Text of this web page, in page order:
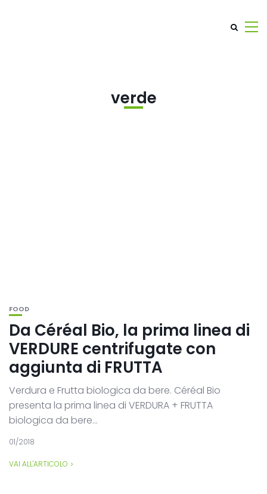
verde
FOOD
Da Céréal Bio, la prima linea di
VERDURE centrifugate con
aggiunta di FRUTTA
Verdura e Frutta biologica da bere. Céréal Bio
presenta la prima linea di VERDURA + FRUTTA
biologica da bere...
01/2018
VAI ALL'ARTICOLO